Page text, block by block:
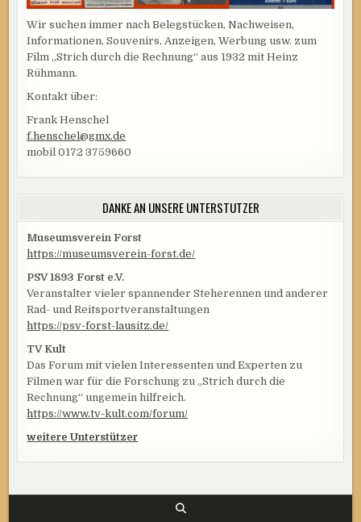
Wir suchen immer nach Belegstücken, Nachweisen,
Informationen, Souvenirs, Anzeigen, Werbung usw. zum
Film „Strich durch die Rechnung“ aus 1932 mit Heinz
Rühmann.
Kontakt über:
Frank Henschel
f.henschel@gmx.de
mobil 0172 3759660
DANKE AN UNSERE UNTERSTÜTZER
Museumsverein Forst
https://museumsverein-forst.de/
PSV 1893 Forst e.V.
Veranstalter vieler spannender Steherennen und anderer
Rad- und Reitsportveranstaltungen
https://psv-forst-lausitz.de/
TV Kult
Das Forum mit vielen Interessenten und Experten zu
Filmen war für die Forschung zu „Strich durch die
Rechnung“ ungemein hilfreich.
https://www.tv-kult.com/forum/
weitere Unterstützer